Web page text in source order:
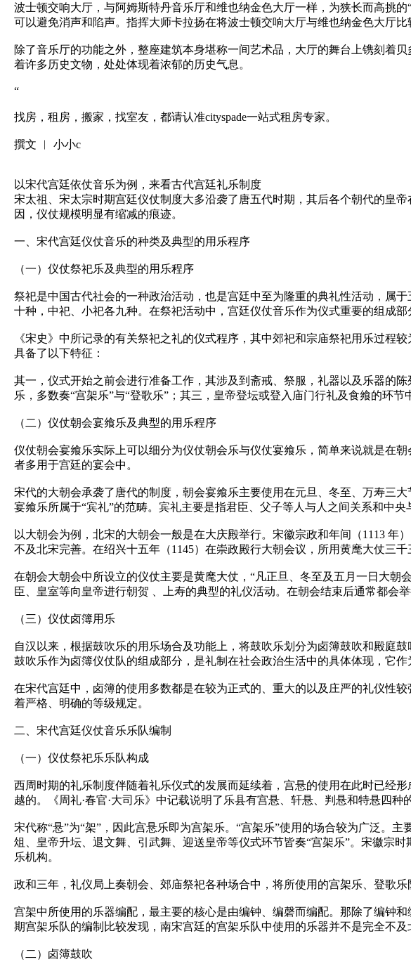
波士顿交响大厅，与阿姆斯特丹音乐厅和维也纳金色大厅一样，为狭长而高挑
可以避免消声和陷声。指挥大师卡拉扬在将波士顿交响大厅与维也纳金色大
除了音乐厅的功能之外，整座建筑本身堪称一间艺术品，大厅的舞台上镌刻着
着许多历史文物，处处体现着浓郁的历史气息。
“
找房，租房，搬家，找室友，都请认准cityspade一站式租房专家。
撰文 ︱ 小小c
以宋代宫廷依仗音乐为例，来看古代宫廷礼乐制度
宋太祖、宋太宗时期宫廷仪仗制度大多沿袭了唐五代时期，其后各个朝代的皇
因，仪仗规模明显有缩减的痕迹。
一、宋代宫廷仪仗音乐的种类及典型的用乐程序
（一）仪仗祭祀乐及典型的用乐程序
祭祀是中国古代社会的一种政治活动，也是宫廷中至为隆重的典礼性活动，属
十种，中祀、小祀各九种。在祭祀活动中，宫廷仪仗音乐作为仪式重要的组成部
《宋史》中所记录的有关祭祀之礼的仪式程序，其中郊祀和宗庙祭祀用乐过程
具备了以下特征：
其一，仪式开始之前会进行准备工作，其涉及到斋戒、祭服，礼器以及乐器的
乐，多数奏“宫架乐”与“登歌乐”；其三，皇帝登坛或登入庙门行礼及食飨的环节
（二）仪仗朝会宴飨乐及典型的用乐程序
仪仗朝会宴飨乐实际上可以细分为仪仗朝会乐与仪仗宴飨乐，简单来说就是在
者多用于宫廷的宴会中。
宋代的大朝会承袭了唐代的制度，朝会宴飨乐主要使用在元旦、冬至、万寿三
宴飨乐所属于“宾礼”的范畴。宾礼主要是指君臣、父子等人与人之间关系和中央
以大朝会为例，北宋的大朝会一般是在大庆殿举行。宋徽宗政和年间（1113
不及北宋完善。在绍兴十五年（1145）在崇政殿行大朝会议，所用黄麾大仗三
在朝会大朝会中所设立的仪仗主要是黄麾大仗，“凡正旦、冬至及五月一日大
臣、皇室等向皇帝进行朝贺 、上寿的典型的礼仪活动。在朝会结束后通常都会
（三）仪仗卤簿用乐
自汉以来，根据鼓吹乐的用乐场合及功能上，将鼓吹乐划分为卤簿鼓吹和殿庭
鼓吹乐作为卤簿仪仗队的组成部分，是礼制在社会政治生活中的具体体现，它
在宋代宫廷中，卤簿的使用多数都是在较为正式的、重大的以及庄严的礼仪性
着严格、明确的等级规定。
二、宋代宫廷仪仗音乐乐队编制
（一）仪仗祭祀乐乐队构成
西周时期的礼乐制度伴随着礼乐仪式的发展而延续着，宫悬的使用在此时已经
越的。《周礼·春官·大司乐》中记载说明了乐县有宫悬、轩悬、判悬和特悬四
宋代称“悬”为“架”，因此宫悬乐即为宫架乐。“宫架乐”使用的场合较为广泛。
俎、皇帝升坛、退文舞、引武舞、迎送皇帝等仪式环节皆奏“宫架乐”。宋徽宗
乐机构。
政和三年，礼仪局上奏朝会、郊庙祭祀各种场合中，将所使用的宫架乐、登歌
宫架中所使用的乐器编配，最主要的核心是由编钟、编磬而编配。那除了编钟
期宫架乐队的编制比较发现，南宋宫廷的宫架乐队中使用的乐器并不是完全不及
（二）卤簿鼓吹